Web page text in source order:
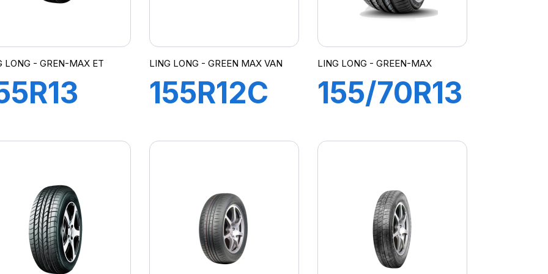
LONG - GREN-MAX ET
ET
LING LONG - GREEN MAX VAN
155R12C
MAX VAN
LING LONG - GREEN-MAX
155/70R13
MAX ET